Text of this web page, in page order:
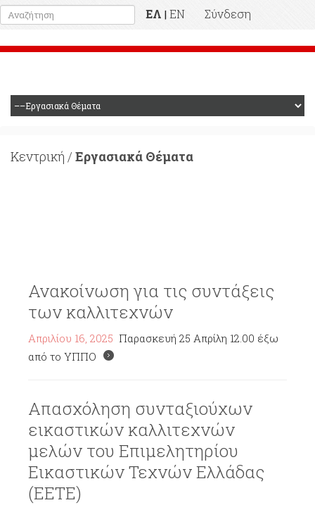
ΕΛ | EN
Σύνδεση
Κεντρική / Εργασιακά Θέματα
Ανακοίνωση για τις συντάξεις
των καλλιτεχνών
Απριλίου 16, 2025 Παρασκευή 25 Απρίλη 12.00 έξω
από το ΥΠΠΟ
Απασχόληση συνταξιούχων
εικαστικών καλλιτεχνών
μελών του Επιμελητηρίου
Εικαστικών Τεχνών Ελλάδας
(ΕΕΤΕ)